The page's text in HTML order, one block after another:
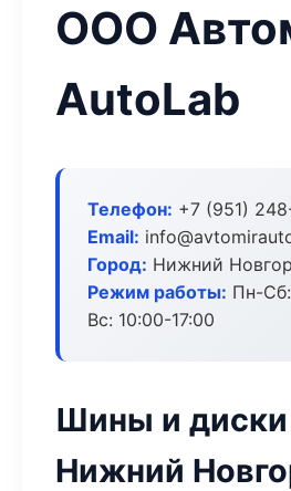
ООО
AutoLab
Телефон: +7 (951)
Email:
Город: Нижний
Режим работы: Пн-
Вс: 10:00-17:00
Шины и диски
Нижний